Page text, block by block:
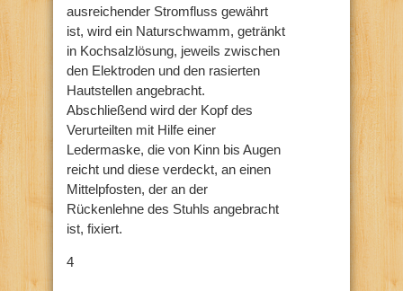
ausreichender Stromfluss gewährt
ist, wird ein Naturschwamm, getränkt
in Kochsalzlösung, jeweils zwischen
den Elektroden und den rasierten
Hautstellen angebracht.
Abschließend wird der Kopf des
Verurteilten mit Hilfe einer
Ledermaske, die von Kinn bis Augen
reicht und diese verdeckt, an einen
Mittelpfosten, der an der
Rückenlehne des Stuhls angebracht
ist, fixiert.
4